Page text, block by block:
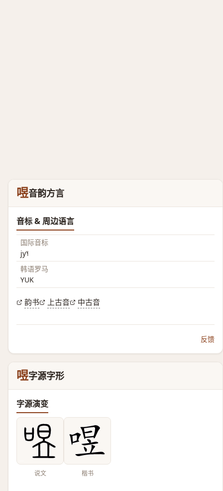
喅音韵方言
音标 & 周边语言
国际音标
jy˥˧
韩语罗马
YUK
韵书 上古音 中古音
反馈
喅字源字形
字源演变
说文 楷书